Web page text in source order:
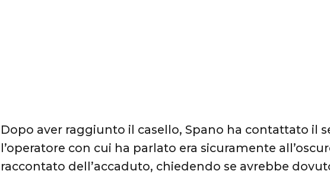
Dopo aver raggiunto il casello, Spano ha contattato il
l’operatore con cui ha parlato era sicuramente
raccontato dell’accaduto, chiedendo se avrebbe